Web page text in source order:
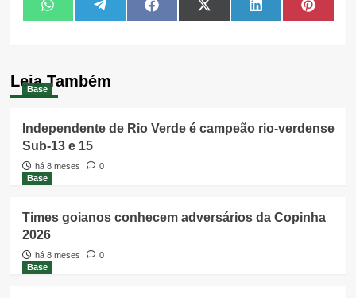
Share
on
WhatsAppShare
on
TelegramShare
on
FacebookShare
on
X
(Twitter)
Share
on
LinkedIn Share
on
Leia Também
Base
Independente de Rio Verde é campeão rio-verdense
Sub-13 e 15
há 8 meses
0
Base
Times goianos conhecem adversários da Copinha
2026
há 8 meses
0
Base